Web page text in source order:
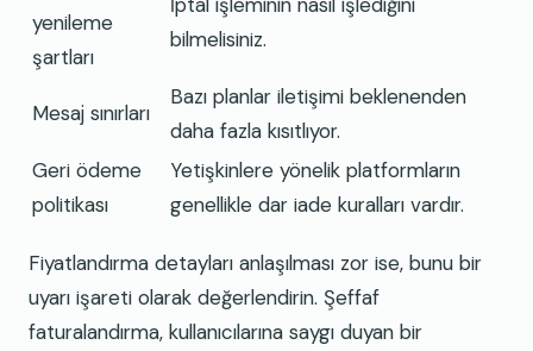
yenileme
şartları
bilmelisiniz.
Mesaj sınırları
Bazı planlar iletişimi beklenenden
daha fazla kısıtlıyor.
Geri ödeme
politikası
Yetişkinlere yönelik platformların
genellikle dar iade kuralları vardır.
Fiyatlandırma detayları anlaşılması zor ise, bunu bir
uyarı işareti olarak değerlendirin. Şeffaf
faturalandırma, kullanıcılarına saygı duyan bir